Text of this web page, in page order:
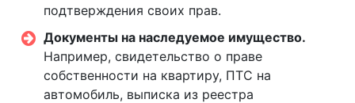
подтверждения своих прав.
Документы на наследуемое имущество.
Например, свидетельство о праве
собственности на квартиру, ПТС на
автомобиль, выписка из реестра